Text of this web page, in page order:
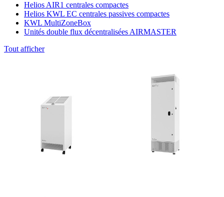
Helios AIR1 centrales compactes
Helios KWL EC centrales passives compactes
KWL MultiZoneBox
Unités double flux décentralisées AIRMASTER
Tout afficher